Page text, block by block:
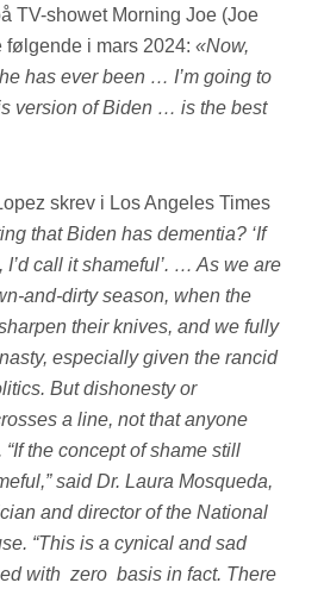
TV-showet Morning Joe (Joe
følgende i mars 2024:«Now,
has ever been … I’m going to
version of Biden … is the best
skrev i Los Angeles Times
that Biden has dementia? ‘If
call it shameful’. … As we are
and-dirty season, when the
their knives, and we fully
especially given the rancid
But dishonesty or
a line, not that anyone
the concept of shame still
said Dr. Laura Mosqueda,
and director of the National
“This is a cynical and sad
with zero basis in fact. There